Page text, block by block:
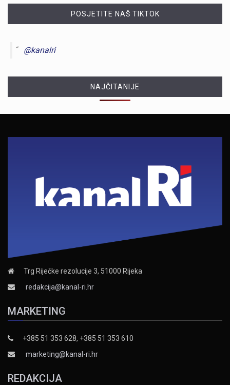
POSJETITE NAŠ TIKTOK
@kanalri
NAJČITANIJE
Trg Riječke rezolucije 3, 51000 Rijeka
redakcija@kanal-ri.hr
MARKETING
+385 51 353 628, +385 51 353 610
marketing@kanal-ri.hr
REDAKCIJA